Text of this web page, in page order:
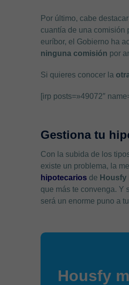
Por último, cabe
cuantía de una comisión
euríbor, el Gobierno ha
ninguna comisión por
Si quieres conocer la
[irp posts=»49072″
Gestiona tu
Con la subida de los
existe un problema, la
hipotecarios de
que más te convenga. Y
será un enorme puno a
Housfy